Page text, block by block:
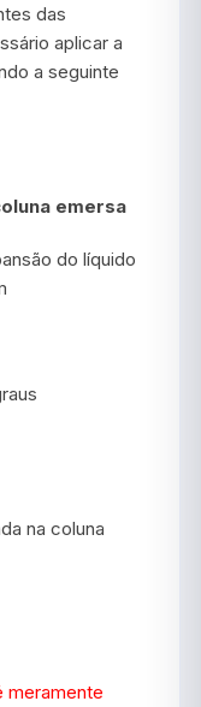
das
aplicar a
a seguinte
emersa
do líquido
na coluna
meramente